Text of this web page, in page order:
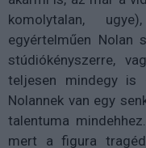
komolytalan,
egyértelműen Nolan
stúdiókényszerre,
teljesen mindegy
Nolannek van egy
talentuma
mert a figura